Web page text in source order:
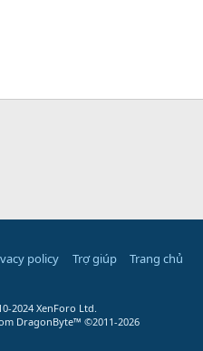
policy Trợ giúp Trang chủ
2024 XenForo Ltd.
DragonByte™ ©2011-2026